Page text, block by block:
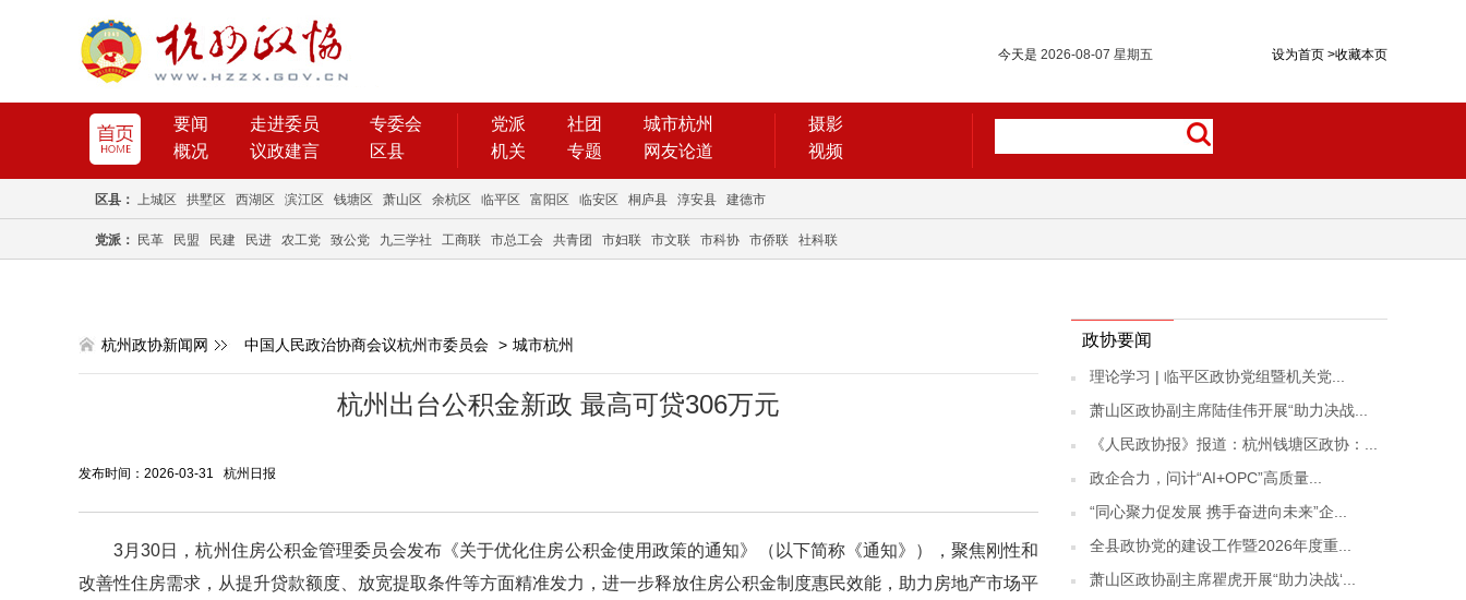
设为首页 >收藏本页
今天是 2026-08-07 星期五
要闻 走进委员
专委会
概况
议政建言 区县
党派 社团
城市杭州
机关
专题 网友论道
摄影
视频
区县： 上城区 拱墅区 西湖区 滨江区 钱塘区 萧山区 余杭区 临平区 富阳区 临安区 桐庐县 淳安县 建德市
党派： 民革 民盟 民建 民进 农工党 致公党 九三学社 工商联 市总工会 共青团 市妇联 市文联 市科协 市侨联 社科联
杭州政协新闻网 中国人民政治协商会议杭州市委员会 > 城市杭州
杭州出台公积金新政 最高可贷306万元
发布时间：2026-03-31 杭州日报
3月30日，杭州住房公积金管理委员会发布《关于优化住房公积金使用政策的通知》（以下简称《通知》），聚焦刚性和
改善性住房需求，从提升贷款额度、放宽提取条件等方面精准发力，进一步释放住房公积金制度惠民效能，助力房地产市场平
政协要闻
理论学习 | 临平区政协党组暨机关党...
萧山区政协副主席陆佳伟开展“助力决战...
《人民政协报》报道：杭州钱塘区政协：...
政企合力，问计“AI+OPC”高质量...
“同心聚力促发展 携手奋进向未来”企...
全县政协党的建设工作暨2026年度重...
萧山区政协副主席瞿虎开展“助力决战‘...